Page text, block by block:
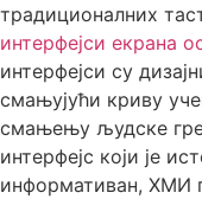
традиционалних
интерфејси екрана
интерфејси су
смањујући криву
смањењу људске
интерфејс који је
информативан, ХМИ